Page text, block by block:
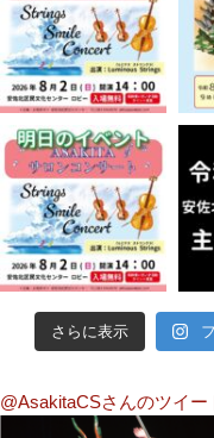
さらに表示
@AsakitaCSさんのツイー